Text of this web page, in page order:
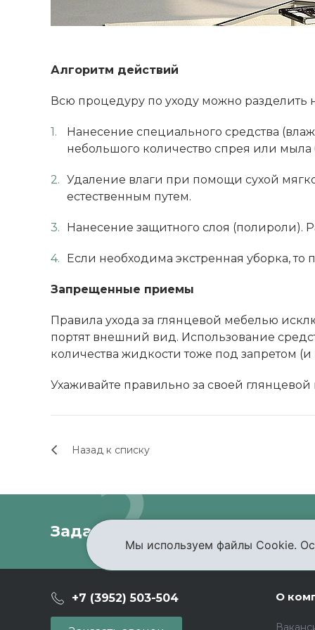
Алгоритм действий
Всю процедуру по уходу можно разделить
Нанесение специального средства
небольшого количество спрея или мыла
Удаление влаги при помощи сухой
естественным путем.
Нанесение защитного слоя (полироли).
Если необходима экстренная уборка,
Запрещенные приемы
Правила ухода за глянцевой мебелью
портят внешний вид. Использование
количества жидкости тоже под запретом
Ухаживайте правильно за своей
Назад к списку
Задать вопрос
+7 (3952) 503-504 О
Мы используем файлы Cookie.